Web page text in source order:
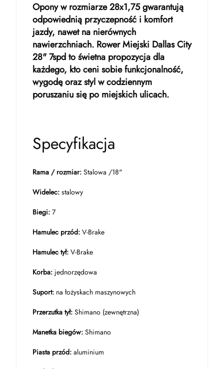
Opony w rozmiarze 28x1,75 gwarantują
odpowiednią przyczepność i komfort
jazdy, nawet na nierównych
nawierzchniach. Rower Miejski Dallas City
28" 7spd to świetna propozycja dla
każdego, kto ceni sobie funkcjonalność,
wygodę oraz styl w codziennym
poruszaniu się po miejskich ulicach.
Specyfikacja
Rama / rozmiar: Stalowa /18"
Widelec: stalowy
Biegi: 7
Hamulec przód: V-Brake
Hamulec tył: V-Brake
Korba: jednorzędowa
Suport: na łożyskach maszynowych
Przerzutka tył: Shimano (zewnętrzna)
Manetka biegów: Shimano
Piasta przód: aluminium